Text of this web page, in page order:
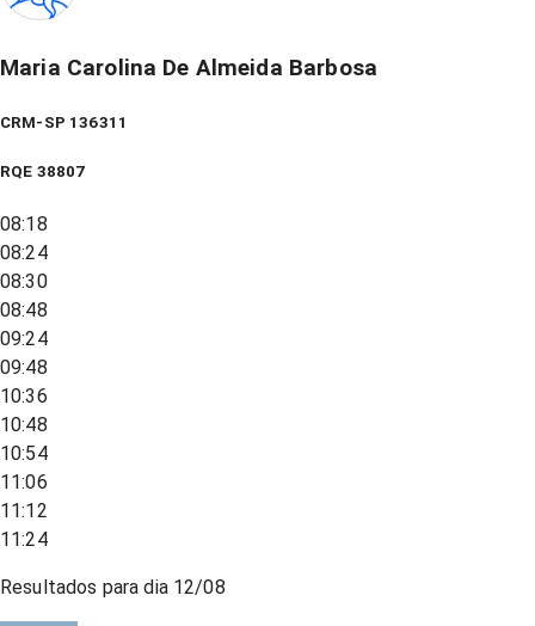
Maria Carolina De Almeida Barbosa
CRM-SP 136311
RQE 38807
08:18
08:24
08:30
08:48
09:24
09:48
10:36
10:48
10:54
11:06
11:12
11:24
Resultados para dia 12/08